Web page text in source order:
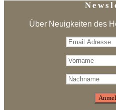
Über Neuigkeiten des